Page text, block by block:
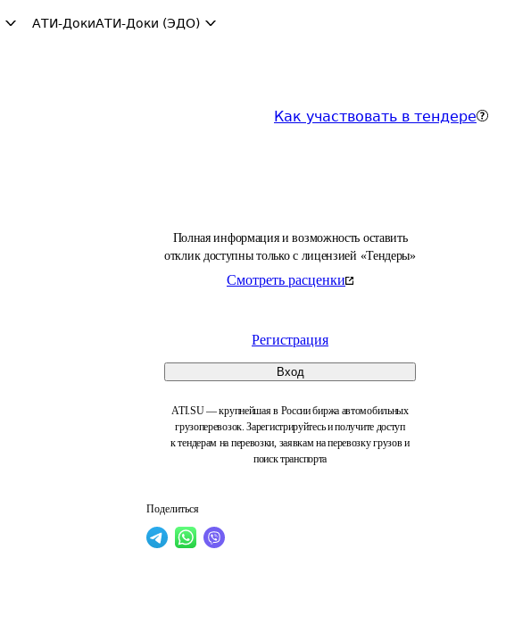
АТИ-ДокиАТИ-Доки (ЭДО)
Как участвовать в тендере
Полная информация и возможность оставить
отклик доступны только с лицензией «Тендеры»
Смотреть расценки
Регистрация
Вход
ATI.SU — крупнейшая в России биржа автомобильных
грузоперевозок. Зарегистрируйтесь и получите доступ
к тендерам на перевозки, заявкам на перевозку грузов и
поиск транспорта
Поделиться